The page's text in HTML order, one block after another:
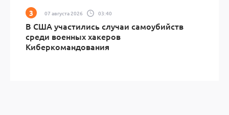
07 августа 2026 03:40
В США участились случаи самоубийств
среди военных хакеров
Киберкомандования